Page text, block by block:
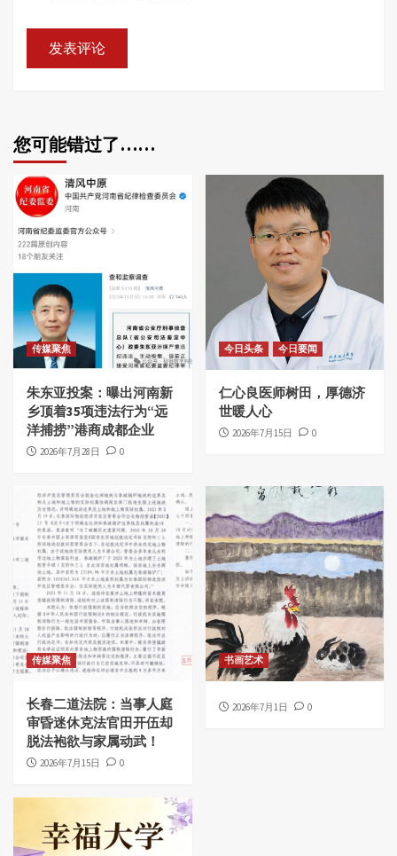
您可能错过了……
传媒聚焦
朱东亚投案：曝出河南新
乡顶着35项违法行为“远
洋捕捞”港商成都企业
2026年7月28日 0
今日头条 今日要闻
仁心良医师树田，厚德济
世暖人心
2026年7月15日 0
传媒聚焦
长春二道法院：当事人庭
审昏迷休克法官田开伍却
脱法袍欲与家属动武！
2026年7月15日 0
书画艺术
2026年7月1日 0